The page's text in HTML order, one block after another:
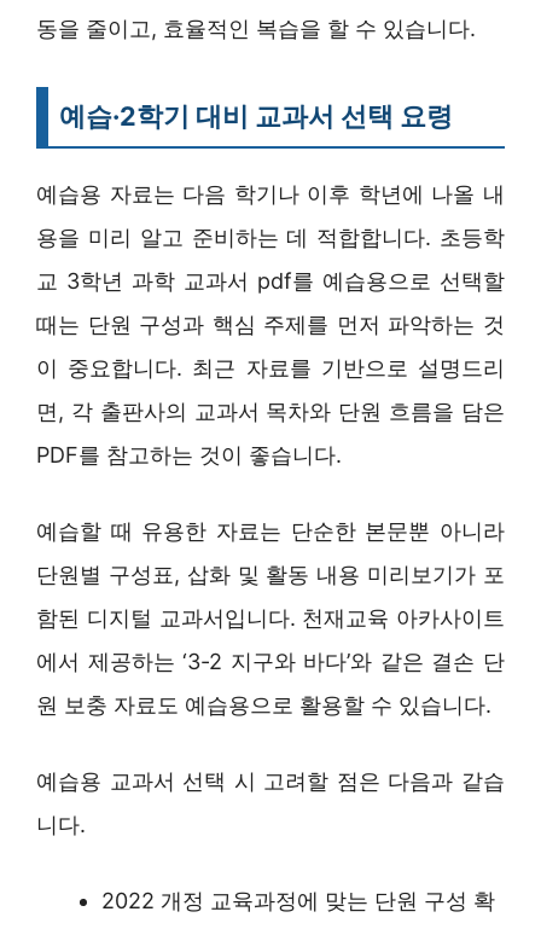
동을 줄이고, 효율적인 복습을 할 수 있습니다.
예습·2학기 대비 교과서 선택 요령
예습용 자료는 다음 학기나 이후 학년에 나올 내
용을 미리 알고 준비하는 데 적합합니다. 초등학
교 3학년 과학 교과서 pdf를 예습용으로 선택할
때는 단원 구성과 핵심 주제를 먼저 파악하는 것
이 중요합니다. 최근 자료를 기반으로 설명드리
면, 각 출판사의 교과서 목차와 단원 흐름을 담은
PDF를 참고하는 것이 좋습니다.
예습할 때 유용한 자료는 단순한 본문뿐 아니라
단원별 구성표, 삽화 및 활동 내용 미리보기가 포
함된 디지털 교과서입니다. 천재교육 아카사이트
에서 제공하는 ‘3-2 지구와 바다’와 같은 결손 단
원 보충 자료도 예습용으로 활용할 수 있습니다.
예습용 교과서 선택 시 고려할 점은 다음과 같습
니다.
2022 개정 교육과정에 맞는 단원 구성 확